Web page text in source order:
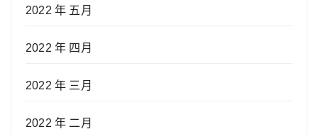
2022 年 五月
2022 年 四月
2022 年 三月
2022 年 二月